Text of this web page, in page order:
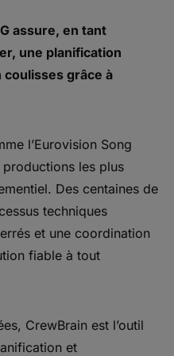
assure, en tant
une planification
grâce à
l’Eurovision Song
les plus
Des centaines de
techniques
et une coordination
fiable à tout
CrewBrain est l’outil
et